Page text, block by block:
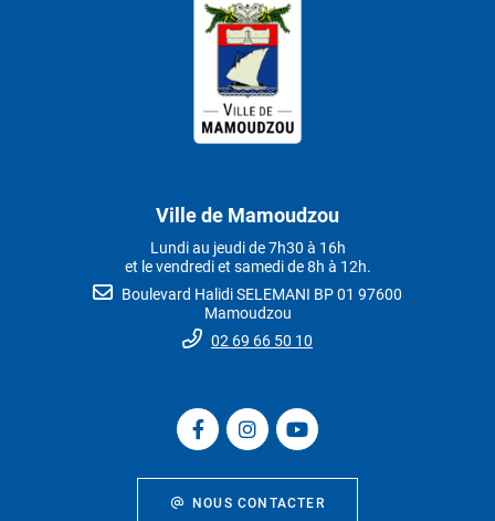
Ville de Mamoudzou
Lundi au jeudi de 7h30 à 16h
et le vendredi et samedi de 8h à 12h.
Boulevard Halidi SELEMANI BP 01 97600
Mamoudzou
02 69 66 50 10
NOUS CONTACTER